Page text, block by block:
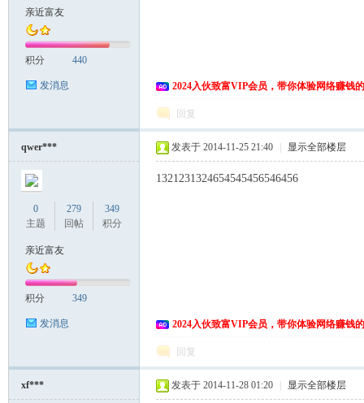
亲近富友
积分 440
发消息 2024入伙致富VIP会员，带你体验网络赚钱
回复
qwer***
0
主题
279
回帖
349
积分
亲近富友
积分 349
发消息
发表于 2014-11-25 21:40 显示全部楼层
1321231324654545456546456
2024入伙致富VIP会员，带你体验网络赚钱
回复
xf*** 发表于 2014-11-28 01:20 显示全部楼层